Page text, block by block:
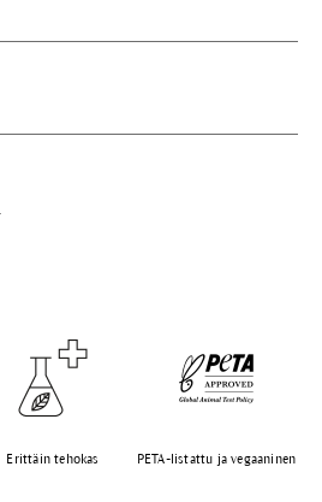
Erittäin tehokas PETA-listattu ja vegaaninen